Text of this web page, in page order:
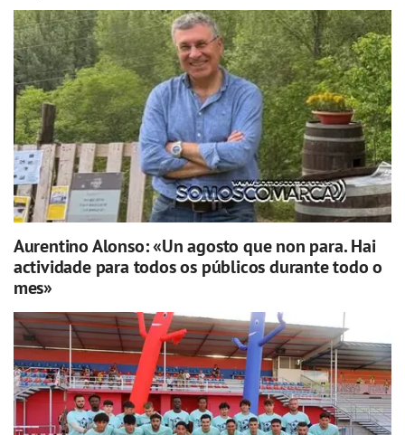
Aurentino Alonso: «Un agosto que non para. Hai
actividade para todos os públicos durante todo o
mes»